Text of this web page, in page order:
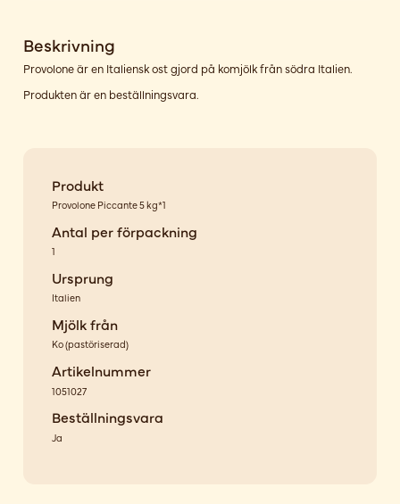
Beskrivning
Provolone är en Italiensk ost gjord på komjölk från södra Italien.
Produkten är en beställningsvara.
Produkt
Provolone Piccante 5 kg*1
Antal per förpackning
1
Ursprung
Italien
Mjölk från
Ko(pastöriserad)
Artikelnummer
1051027
Beställningsvara
Ja